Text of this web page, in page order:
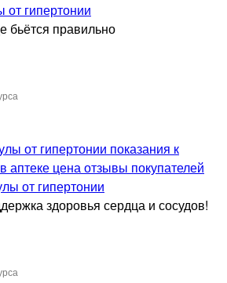
от гипертонии
правильно
от гипертонии
здоровья сердца и сосудов!